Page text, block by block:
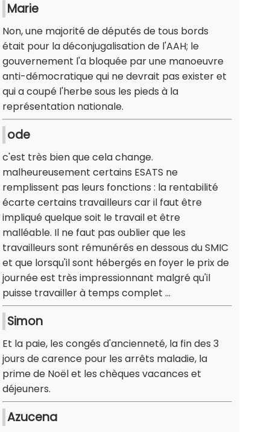
Marie
Non, une majorité de députés de tous bords
était pour la déconjugalisation de l'AAH; le
gouvernement l'a bloquée par une manoeuvre
anti-démocratique qui ne devrait pas exister et
qui a coupé l'herbe sous les pieds à la
représentation nationale.
ode
c'est très bien que cela change.
malheureusement certains ESATS ne
remplissent pas leurs fonctions : la rentabilité
écarte certains travailleurs car il faut être
impliqué quelque soit le travail et être
malléable. Il ne faut pas oublier que les
travailleurs sont rémunérés en dessous du SMIC
et que lorsqu'il sont hébergés en foyer le prix de
journée est très impressionnant malgré qu'il
puisse travailler à temps complet ...
Simon
Et la paie, les congés d'ancienneté, la fin des 3
jours de carence pour les arrêts maladie, la
prime de Noël et les chèques vacances et
déjeuners.
Azucena